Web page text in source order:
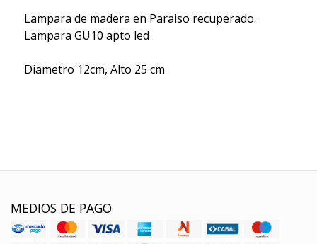
Lampara de madera en Paraiso recuperado.
Lampara GU10 apto led
Diametro 12cm, Alto 25 cm
MEDIOS DE PAGO